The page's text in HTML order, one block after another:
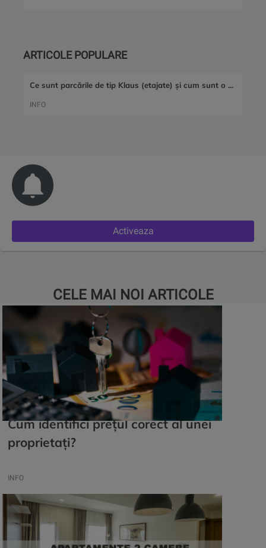
ARTICOLE POPULARE
Ce sunt parcările de tip Klaus (etajate) și cum sunt o ...
INFO
Activeaza
CELE MAI NOI ARTICOLE
Cum identifici prețul corect al unei
proprietați?
INFO